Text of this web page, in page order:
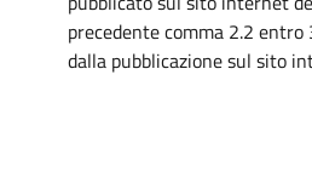
precedente comma 2.2
dalla pubblicazione sul sito